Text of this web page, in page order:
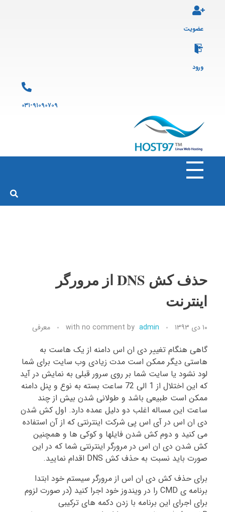
عضویت
ورود
۰۳۱-۹۱۰۹۰۷۰۹
هاست ۹۷ارائه سرویس هاست لینوکس و ثبت دامنه
حذف کش DNS از مرورگر
اینترنت
۱۰ دی ۱۳۹۳ by admin
with no comment معرفی
گاهی هنگام تغییر دی ان اس دامنه از یک هاست به
هاستی دیگر ممکن است مدت زیادی وب سایت برای شما
لود نشود یا سایت شما بر روی سرور قبلی به نمایش در آید
که این اختلال از 1 الی 72 ساعت بسته به نوع و پنل دامنه
ممکن است طبیعی باشد و طولانی شدن بیش از چند
ساعت این مساله اغلب دو دلیل عمده دارد. اول کش شدن
دی ان اس در آی اس پی شرکت اینترنتی که از آن استفاده
می کنید و دوم کش شدن فایلها و کوکی ها و همچنین
کش شدن دی ان اس در مرورگر اینترنتی شما که در این
صورت باید نسبت به حذف کش DNS اقدام نمایید.
برای حذف کش دی ان اس از مرورگر سیستم خود ابتدا
برنامه ی CMD را در ویندوز خود اجرا کنید (در صورت لزوم
برای اجرای این برنامه با زدن دکمه های ترکیبی